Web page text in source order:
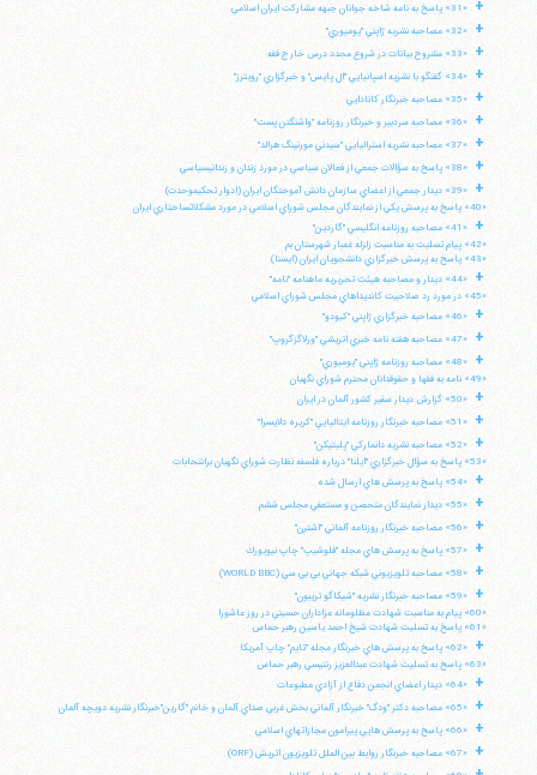
+ «31» پاسخ به نامه شاخه جوانان جبهه مشاركت ايران اسلامي
+ «32» مصاحبه نشريه ژاپني "يوميوري"
+ «33» مشروح بيانات در شروع مجدد درس خارج فقه
+ «34» گفتگو با نشريه اسپانيايي "ال پايس" و خبرگزاري "رويترز"
+ «35» مصاحبه خبرنگار كانادايي
+ «36» مصاحبه سردبير و خبرنگار روزنامه "واشنگتن پست"
+ «37» مصاحبه نشريه استراليايي "سيدني مورنينگ هرالد"
+ «38» پاسخ به سؤالات جمعي از فعالان سياسي در مورد زندان و زندانيسياسي
+
«39» ديدار جمعي از اعضاي سازمان دانش آموختگان ايران (ادوار تحكيموحدت)
«40» پاسخ به پرسش يكي از نمايندگان مجلس شوراي اسلامي در مورد مشكلاتساختاري ايران
+
«41» مصاحبه روزنامه انگليسي "گاردين"
«42» پيام تسليت به مناسبت زلزله غمبار شهرستان بم
«43» پاسخ به پرسش خبرگزاري دانشجويان ايران (ايسنا)
+
«44» ديدار و مصاحبه هيئت تحريريه ماهنامه "نامه"
«45» در مورد رد صلاحيت كانديداهاي مجلس شوراي اسلامي
+ «46» مصاحبه خبرگزاري ژاپني "كيودو"
+ «47» مصاحبه هفته نامه خبري اتريشي "ورلاگزگروپ"
+
«48» مصاحبه روزنامه ژاپني "يوميوري"
«49» نامه به فقها و حقوقدانان محترم شوراي نگهبان
+ «50» گزارش ديدار سفير كشور آلمان در ايران
+ «51» مصاحبه خبرنگار روزنامه ايتاليايي "كريره دلايسرا"
+
«52» مصاحبه نشريه دانماركي "پليتيكن"
«53» پاسخ به سؤال خبرگزاري "ايلنا" درباره فلسفه نظارت شوراي نگهبان برانتخابات
+ «54» پاسخ به پرسش هاي ارسال شده
+ «55» ديدار نمايندگان متحصن و مستعفي مجلس ششم
+ «56» مصاحبه خبرنگار روزنامه آلماني "اشترن"
+ «57» پاسخ به پرسش هاي مجله "فلوشيپ" چاپ نيويورك
+ «58» مصاحبه تلويزيوني شبكه جهاني بي بي سي (WORLD BBC)
+
«59» مصاحبه خبرنگار نشريه "شيكاگو تريبون"
«60» پيام به مناسبت شهادت مظلومانه عزاداران حسيني در روز عاشورا
«61» پاسخ به تسليت شهادت شيخ احمد ياسين رهبر حماس
+
«62» پاسخ به پرسش هاي خبرنگار مجله "تايم" چاپ آمريكا
«63» پاسخ به تسليت شهادت عبدالعزيز رنتيسي رهبر حماس
+ «64» ديدار اعضاي انجمن دفاع از آزادي مطبوعات
+ «65» مصاحبه دكتر "ودگ" خبرنگار آلماني بخش غربي صداي آلمان و خانم "گارين"خبرنگار نشريه دويچه آلمان
+ «66» پاسخ به پرسش هايي پيرامون مجازاتهاي اسلامي
+ «67» مصاحبه خبرنگار روابط بين الملل تلويزيون اتريش (ORF)
آیت‌الله منتظری
وب سایت رسمی آیت‌الله منتظری
ایران
قم
میدان مصلّی، بلوار شهید محمّد منتظری، كوچه
شماره ٨
کد پستی: 3713744381
تلفن 37740011-25-98+ تا 14
فکس 37740015-25-98+